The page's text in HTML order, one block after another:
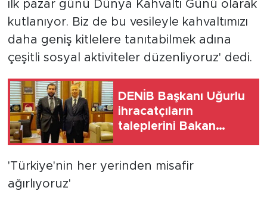
ilk pazar günü Dünya Kahvaltı Günü olarak
kutlanıyor. Biz de bu vesileyle kahvaltımızı
daha geniş kitlelere tanıtabilmek adına
çeşitli sosyal aktiviteler düzenliyoruz' dedi.
DENİB Başkanı Uğurlu
ihracatçıların
taleplerini Bakan
'Türkiye'nin her yerinden misafir
ağırlıyoruz'